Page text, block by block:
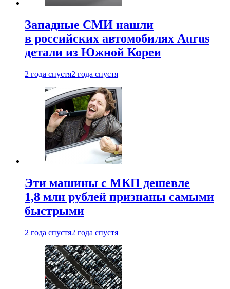
Западные СМИ нашли
в российских автомобилях Aurus
детали из Южной Кореи
2 года спустя2 года спустя
Эти машины с МКП дешевле
1,8 млн рублей признаны самыми
быстрыми
2 года спустя2 года спустя